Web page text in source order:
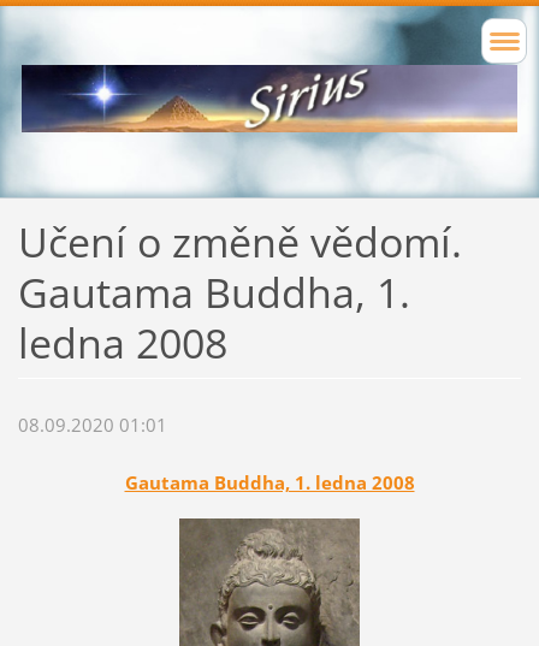
Učení o změně vědomí.
Gautama Buddha, 1.
ledna 2008
08.09.2020 01:01
Gautama Buddha, 1. ledna 2008